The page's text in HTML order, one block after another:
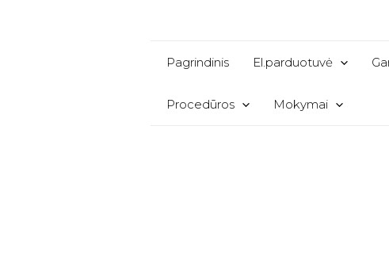
turinio
Pagrindinis El.parduotuvė
Procedūros Mokymai